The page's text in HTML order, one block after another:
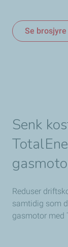
Se brosjyre
Senk
Reduser
samtidig som
gasmotor med